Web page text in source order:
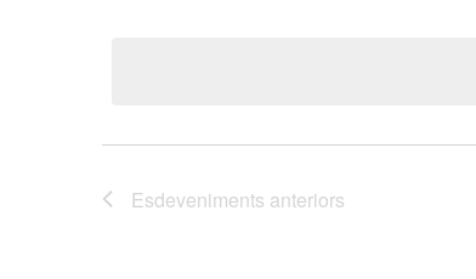
Esdeveniments anteriors